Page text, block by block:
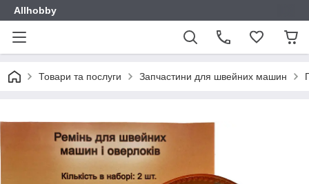
Allhobby
Товари та послуги Запчастини для швейних машин